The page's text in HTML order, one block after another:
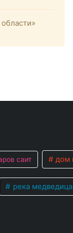
саит дом
река медведица